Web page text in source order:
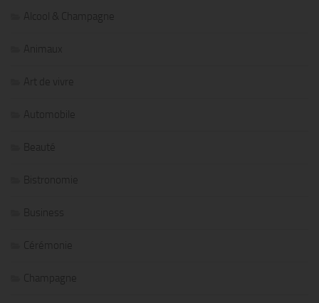
Alcool & Champagne
Animaux
Art de vivre
Automobile
Beauté
Bistronomie
Business
Cérémonie
Champagne